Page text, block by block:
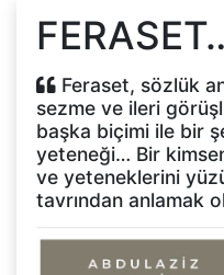
Feraset, sözlük
sezme ve ileri
başka biçimi ile bir
yeteneği… Bir
ve yeteneklerini
tavrından anlamak